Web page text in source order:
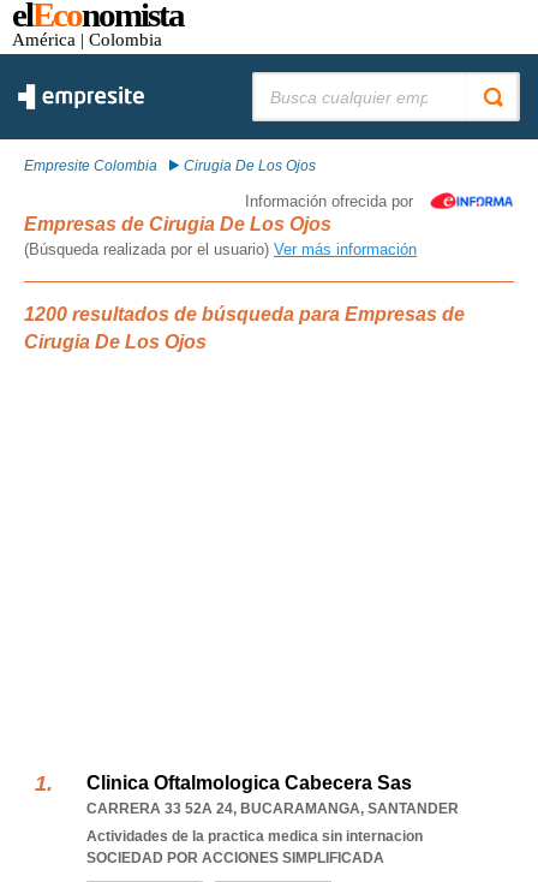
elEconomista
América | Colombia
Empresite Colombia Cirugia De Los Ojos
Información ofrecida por
Empresas de Cirugia De Los Ojos
(Búsqueda realizada por el usuario) Ver más información
1200 resultados de búsqueda para Empresas de
Cirugia De Los Ojos
Clinica Oftalmologica Cabecera Sas
CARRERA 33 52A 24, BUCARAMANGA, SANTANDER
Actividades de la practica medica sin internacion
SOCIEDAD POR ACCIONES SIMPLIFICADA